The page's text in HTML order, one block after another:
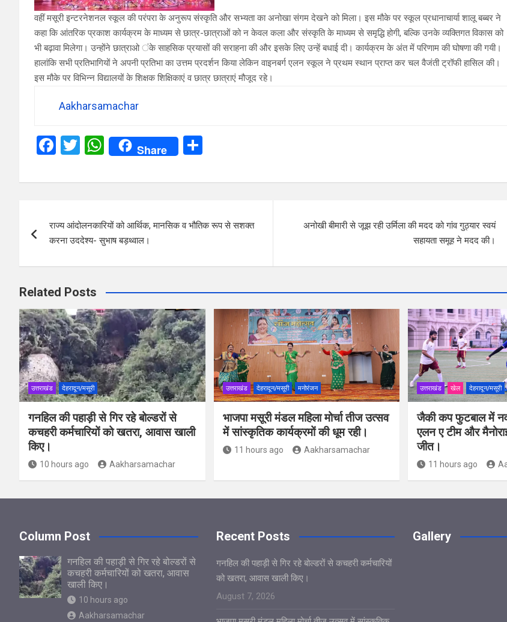
वहीं मसूरी इन्टरनेशनल स्कूल की परंपरा के अनुरूप संस्कृति और सभ्यता का अनोखा संगम देखने को मिला। इस मौके पर स्कूल प्रधानाचार्या शालू बब्बर ने
कहा कि आंतरिक प्रकाश कार्यक्रम के माध्यम से छात्र-छात्राओं को न केवल कला और संस्कृति के माध्यम से समृद्धि होगी, बल्कि उनके व्यक्तिगत विकास को
भी बढ़ावा मिलेगा। उन्होंने छात्राओ ंके साहसिक प्रयासों की सराहना की और इसके लिए उन्हें बधाई दी। कार्यक्रम के अंत में परिणाम की घोषणा की गयी।
हालांकि सभी प्रतिभागियों ने अपनी प्रतिभा का उत्तम प्रदर्शन किया लेकिन वाइनबर्ग एलन स्कूल ने प्रथम स्थान प्राप्त कर चल वैजंती ट्रॉफी हासिल की।
इस मौके पर विभिन्न विद्यालयों के शिक्षक शिक्षिकाएं व छात्र छात्राएं मौजूद रहे।
Aakharsamachar
F
ce
o
o
k
T
tt
W
at
A
p
p
Share
ar
navigation
राज्य आंदोलनकारियों को आर्थिक, मानसिक व भौतिक रूप से सशक्त
करना उददेश्य- सुभाष बड़थ्वाल।
अनोखी बीमारी से जूझ रही उर्मिला की मदद को गांव गुठ्यार स्वयं
सहायता समूह ने मदद की।
Related Posts
उत्तराखंड देहरादून/मसूरी
गनहिल की पहाड़ी से गिर रहे बोल्डरों से
कचहरी कर्मचारियों को खतरा, आवास खाली
किए।
10 hours ago Aakharsamachar
उत्तराखंड देहरादून/मसूरी मनोरंजन
भाजपा मसूरी मंडल महिला मोर्चा तीज उत्सव
में सांस्कृतिक कार्यक्रमों की धूम रही।
11 hours ago Aakharsamachar
उत्तराखंड खेल देहरादून/मसूरी
जैकी कप फुटबाल में
एलन ए टीम और
जीत।
11 hours ago
Column Post
गनहिल की पहाड़ी से गिर रहे बोल्डरों से
कचहरी कर्मचारियों को खतरा, आवास
खाली किए।
10 hours ago
Aakharsamachar
Recent Posts
गनहिल की पहाड़ी से गिर रहे बोल्डरों से कचहरी कर्मचारियों
को खतरा, आवास खाली किए।
August 7, 2026
Gallery